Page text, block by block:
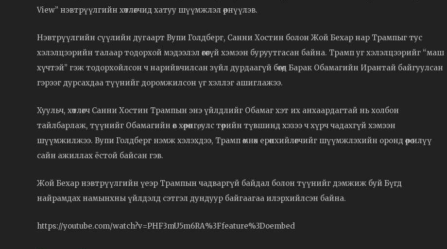
View” нэвтрүүлгийн хөтлөгчид хатуу шүүмжлэл өрнүүлэв.
Нэвтрүүлгийн сүүлийн дугаарт Вупи Голдберг, Санни Хостин болон Жой Бехар нар Трампыг тус
хэлэлцээрийн талаар тодорхой мэдээлэл өгөөгүй хэмээн буруутгасан байна. Трамп уг хэлэлцээрийг “маш
хүчтэй” гэж тодорхойлсон ч нарийвчилсан зүйл дурдаагүй бөгөөд Барак Обамагийн Ирантай байгуулсан
гэрээг дурсахдаа түүнийг доромжилсон үг хэллэг ашиглажээ.
Хуульч, хөтлөгч Санни Хостин Трампын энэ үйлдлийг Обамаг хэт их анхаардагтай нь холбон
тайлбарлаж, түүнийг Обамагийн өв хөрөнгө, улс төрийн түвшинд хэзээ ч хүрч чадахгүй хэмээн
шүүмжилжээ. Вупи Голдберг нэмж хэлэхдээ, Трамп өмнөх ерөнхийлөгчийг шүүмжлэхийн оронд өөрөө илүү
сайн ажиллах ёстой байсан гэв.
Жой Бехар нэвтрүүлгийн үеэр Трампын чадваргүй байдал болон түүнийг дэмжиж буй Бүгд
найрамдах намынхны үйлдэлд сэтгэл дундуур байгаагаа илэрхийлсэн байна.
https://youtube.com/watch?v=PHF3mU5m6RA%3Ffeature%3Doembed